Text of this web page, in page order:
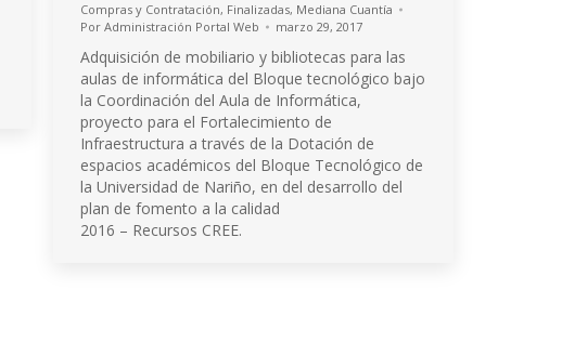
Compras y Contratación, Finalizadas, Mediana Cuantía
Por Administración Portal Web marzo 29, 2017
Adquisición de mobiliario y bibliotecas para las
aulas de informática del Bloque tecnológico bajo
la Coordinación del Aula de Informática,
proyecto para el Fortalecimiento de
Infraestructura a través de la Dotación de
espacios académicos del Bloque Tecnológico de
la Universidad de Nariño, en del desarrollo del
plan de fomento a la calidad
2016 – Recursos CREE.